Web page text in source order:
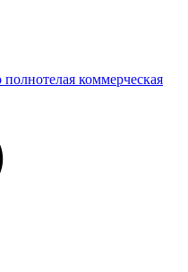
коммерческая